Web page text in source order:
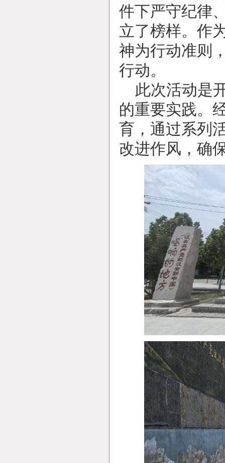
件下严守纪律
立了榜样。作
神为行动准则
行动。
此次活动是
的重要实践。
育，通过系列
改进作风，确